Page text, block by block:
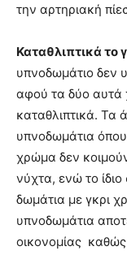
την αρτηριακή
Καταθλιπτικά το
υπνοδωμάτιο δεν
αφού τα δύο αυτά
καταθλιπτικά. Τα
υπνοδωμάτια
χρώμα δεν
νύχτα, ενώ το ίδιο
δωμάτια με γκρι
υπνοδωμάτια
οικονομίας